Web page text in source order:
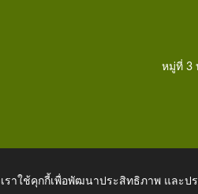
หมู่ที่ 3
Right Resive http://
ราใช้คุกกี้เพื่อพัฒนาประสิทธิภาพ และ